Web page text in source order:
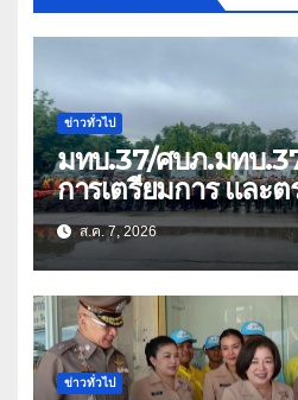
ข่าวทั่วไป
มทบ.37/ศบภ.มทบ
การเตรียมการ และ
ด้านการบรรเทาสาธ
ส.ค. 7, 2026
ข่าวทั่วไป